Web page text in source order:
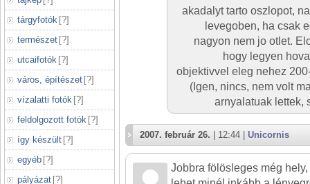
tárgyfotók [?]
természet [?]
utcaifotók [?]
város, építészet [?]
vízalatti fotók [?]
feldolgozott fotók [?]
így készült [?]
egyéb [?]
pályázat [?]
akadalyt tarto oszlopot,
levegoben, ha csak
nagyon nem jo otlet.
hogy legyen
objektivvel eleg nehez
(Igen, nincs, nem volt
arnyalatuak lettek,
2007. február 26. | 12:44 | Unicornis
Jobbra fölösleges még